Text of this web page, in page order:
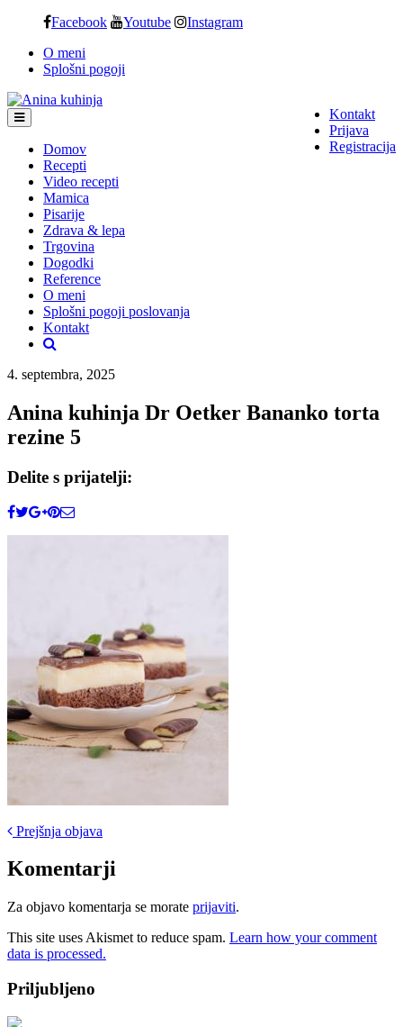
content
Facebook Youtube Instagram
O meni
Splošni pogoji
Kontakt
Prijava
Registracija
Domov
Recepti
Video recepti
Mamica
Pisarije
Zdrava & lepa
Trgovina
Dogodki
Reference
O meni
Splošni pogoji poslovanja
Kontakt
4. septembra, 2025
Anina kuhinja Dr Oetker Bananko torta
rezine 5
Delite s prijatelji:
Post
navigation
Prejšnja objava
Komentarji
Za objavo komentarja se morate prijaviti.
This site uses Akismet to reduce spam. Learn how your comment
data is processed.
Priljubljeno